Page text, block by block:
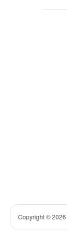
Copyright © 2026